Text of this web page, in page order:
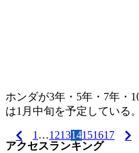
ホンダが3年・5年・7年・
は1月中旬を予定している
投
1 …121314151617
アクセスランキング